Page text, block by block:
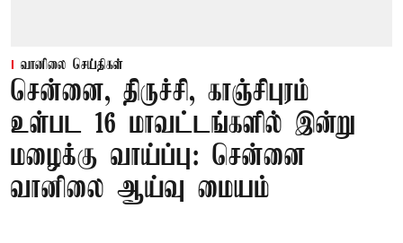
வானிலை செய்திகள்
சென்னை, திருச்சி, காஞ்சிபுரம்
உள்பட 16 மாவட்டங்களில் இன்று
மழைக்கு வாய்ப்பு: சென்னை
வானிலை ஆய்வு மையம்